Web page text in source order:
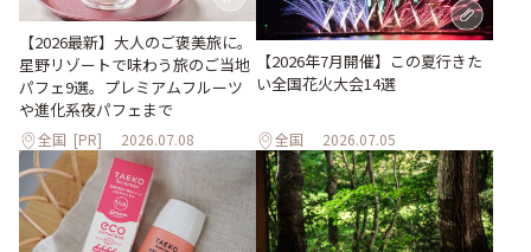
【2026最新】大人のご褒美旅に。
星野リゾートで味わう旅のご当地
パフェ9選。プレミアムフルーツ
や進化系夜パフェまで
全国 [PR] 2026.07.08
【2026年7月開催】この夏行きた
い全国花火大会14選
全国 2026.07.05